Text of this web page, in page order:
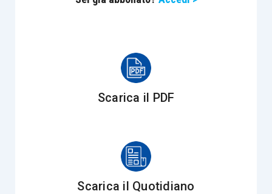
titolarità sostanziale” del bene o diritto e,
contemporaneamente, si obbliga nei confronti del
. Nel caso della
un potere giuridico di disposizione, illimitato ma
risolutivamente condizionato, sulla base di una
legittimazione formale”.
Scarica il PDF
Scarica il Quotidiano